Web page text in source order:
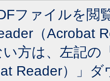
ファイルを閲
（Acrobat
方は、左記の
Reader）」